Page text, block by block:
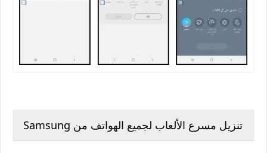
تنزيل مسرع الألعاب لجميع الهواتف من Samsung